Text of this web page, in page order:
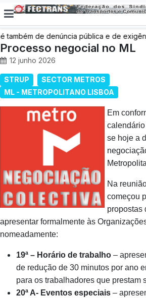
também de denúncia pública e de
saúde, mais condições de trabalho e
Processo negocial no ML
12 junho 2026
STRUP
SECTOR METROS
ML - METROPOLITANO LISBOA
Em
se hoje a
Na
começou
propostas
apresentar formalmente às
nomeadamente:
19ª – Horário de trabalho –
de redução de 30 minutos por ano
para os trabalhadores que prestam
20ª A- Eventos especiais –